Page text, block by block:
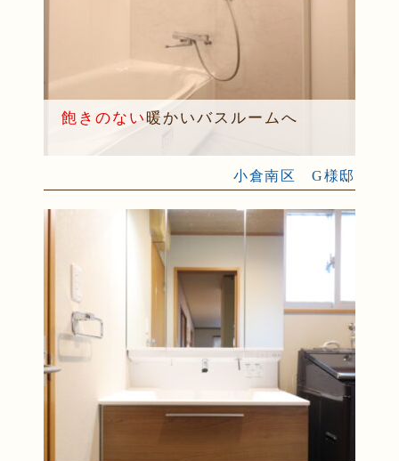
飽きのない暖かいバスルームへ
小倉南区 G様邸